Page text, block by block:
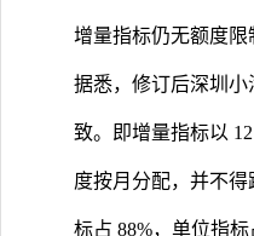
增量指标仍无额度限
据悉，修订后深圳
致。即增量指标以
度按月分配，并不
标占 88%，单位指